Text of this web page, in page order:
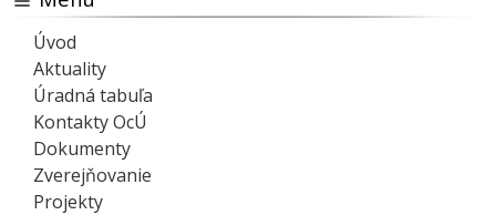
Úvod
Aktuality
Úradná tabuľa
Kontakty OcÚ
Dokumenty
Zverejňovanie
Projekty